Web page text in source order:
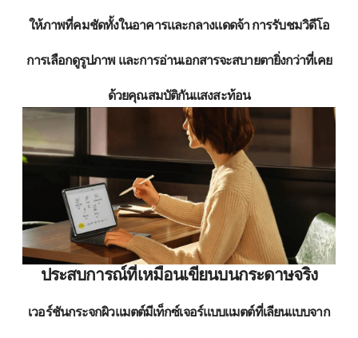
ให้ภาพที่คมชัดทั้งในอาคารและกลางแดดจ้า การรับชมวิดีโอ
การเลือกดูรูปภาพ และการอ่านเอกสารจะสบายตายิ่งกว่าที่เคย
ด้วยคุณสมบัติกันแสงสะท้อน
ประสบการณ์ที่เหมือนเขียนบนกระดาษจริง
เวอร์ชันกระจกผิวแมตต์มีเท็กซ์เจอร์แบบแมตต์ที่เลียนแบบจาก